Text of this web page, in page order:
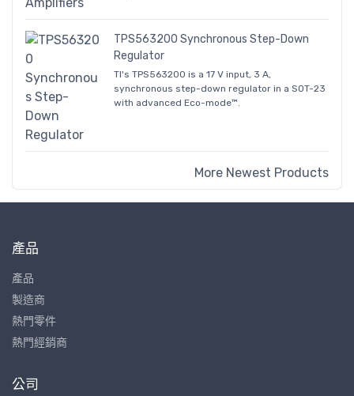
TPS563200 Synchronous Step-Down
Regulator
TI's TPS563200 is a 17 V input, 3 A,
synchronous step-down regulator in a SOT-23
with advanced Eco-mode™.
More Newest Products
產品
產品
製造商
熱門零件
熱門經銷商
公司